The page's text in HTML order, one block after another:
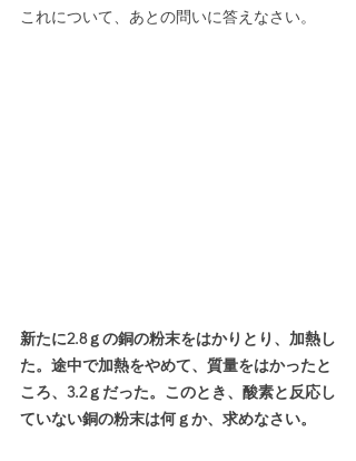
これについて、あとの問いに答えなさい。
新たに2.8ｇの銅の粉末をはかりとり、加熱し
た。途中で加熱をやめて、質量をはかったと
ころ、3.2ｇだった。このとき、酸素と反応し
ていない銅の粉末は何ｇか、求めなさい。